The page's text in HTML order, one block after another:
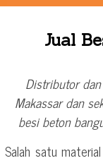
Jual
Distributor
Makassar dan
besi beton
Salah satu